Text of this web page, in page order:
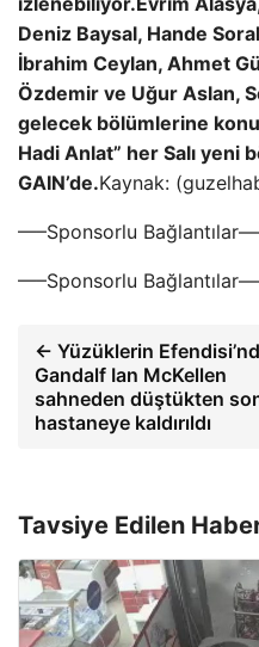
Deniz Baysal, Hande
İbrahim Ceylan, Ahmet
Özdemir ve Uğur Aslan,
gelecek bölümlerine
Hadi Anlat” her Salı yeni
GAIN’de.Kaynak:
—–Sponsorlu
—–Sponsorlu
← Yüzüklerin
Gandalf Ian McKellen
sahneden düştükten
hastaneye kaldırıldı
Tavsiye Edilen